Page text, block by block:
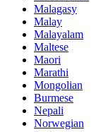
Malagasy
Malay
Malayalam
Maltese
Maori
Marathi
Mongolian
Burmese
Nepali
Norwegian